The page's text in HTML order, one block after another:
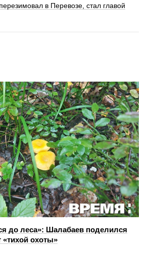
в Перевозе, стал главой
до леса»: Шалабаев поделился
«тихой охоты»